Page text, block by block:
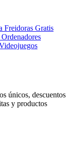
Freidoras Gratis
Ordenadores
únicos, descuentos
y productos